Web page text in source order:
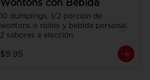
Wontons con Bebida
10 dumplings, 1/2 porción de
wontons o rollos y bebida personal.
2 sabores a elección.
$9.95